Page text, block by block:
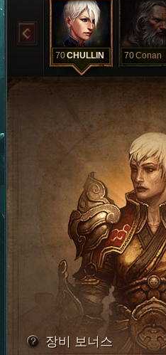
70CHULLIN 70Conan
장비 보너스